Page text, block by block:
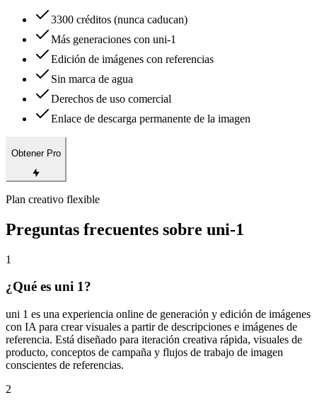
3300 créditos (nunca caducan)
Más generaciones con uni-1
Edición de imágenes con referencias
Sin marca de agua
Derechos de uso comercial
Enlace de descarga permanente de la imagen
Obtener Pro
Plan creativo flexible
Preguntas frecuentes sobre uni-1
1
¿Qué es uni 1?
uni 1 es una experiencia online de generación y edición de imágenes
con IA para crear visuales a partir de descripciones e imágenes de
referencia. Está diseñado para iteración creativa rápida, visuales de
producto, conceptos de campaña y flujos de trabajo de imagen
conscientes de referencias.
2